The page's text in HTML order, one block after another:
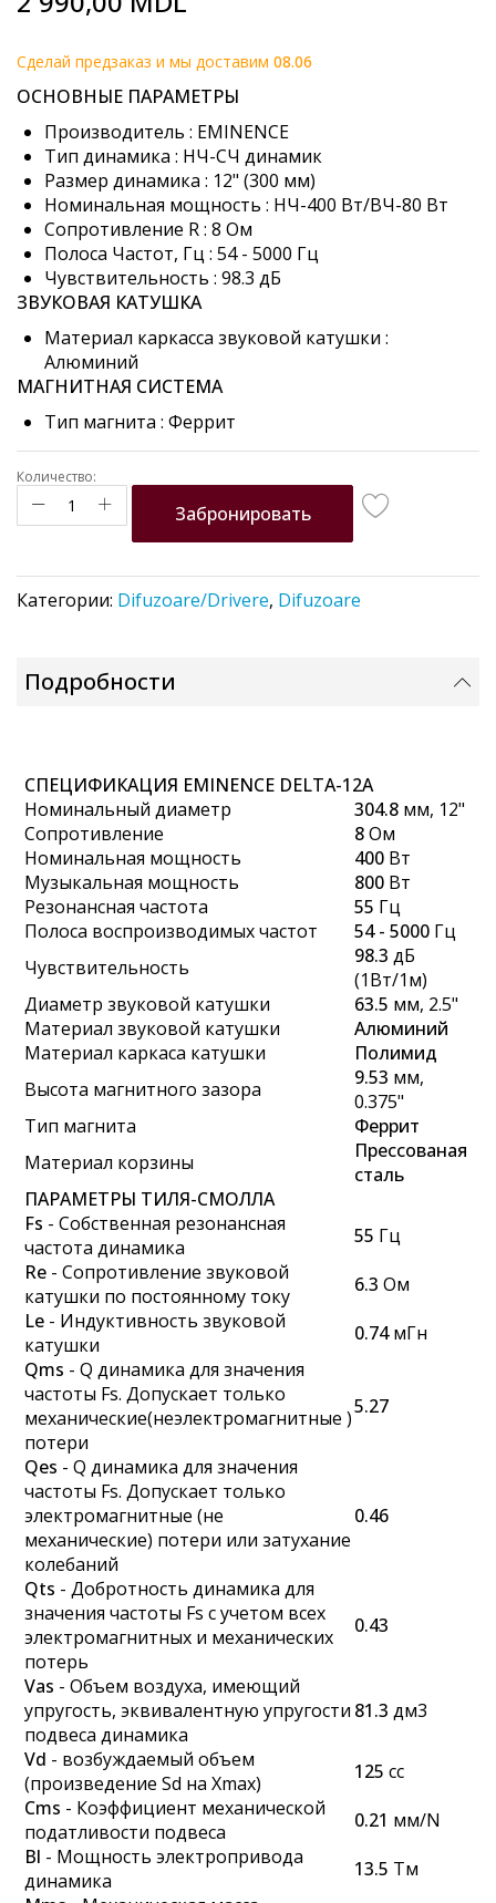
beginning
of
the
images
gallery
Cделай предзаказ и мы доставим 08.06
ОСНОВНЫЕ ПАРАМЕТРЫ
Производитель : EMINENCE
Тип динамика : НЧ-СЧ динамик
Размер динамика : 12" (300 мм)
Номинальная мощность : НЧ-400 Вт/ВЧ-80 Вт
Сопротивление R : 8 Ом
Полоса Частот, Гц : 54 - 5000 Гц
Чувствительность : 98.3 дБ
ЗВУКОВАЯ КАТУШКА
Материал каркасса звуковой катушки :
Алюминий
МАГНИТНАЯ СИСТЕМА
Тип магнита : Феррит
Количество:
Забронировать
Категории: Difuzoare/Drivere, Difuzoare
Подробности
СПЕЦИФИКАЦИЯ EMINENCE DELTA-12A
Номинальный диаметр
304.8 мм, 12"
Сопротивление
8Ом
Номинальная мощность
400 Вт
Музыкальная мощность
800 Вт
Резонансная частота
55 Гц
Полоса воспроизводимых частот
54 - 5000 Гц
Чувствительность
98.3 дБ
(1Вт/1м)
Диаметр звуковой катушки
63.5 мм, 2.5"
Материал звуковой катушки
Алюминий
Материал каркаса катушки
Полимид
Высота магнитного зазора
9.53 мм,
0.375"
Тип магнита
Феррит
Материал корзины
Прессованая
сталь
ПАРАМЕТРЫ ТИЛЯ-СМОЛЛА
Fs - Собственная резонансная
частота динамика
55 Гц
Re - Сопротивление звуковой
катушки по постоянному току
6.3 Ом
Le - Индуктивность звуковой
катушки
0.74мГн
Qms - Q динамика для значения
частоты Fs. Допускает только
механические(неэлектромагнитные )
потери
5.27
Qes - Q динамика для значения
частоты Fs. Допускает только
электромагнитные (не
механические) потери или затухание
колебаний
0.46
Qts - Добротность динамика для
значения частоты Fs с учетом всех
электромагнитных и механических
потерь
0.43
Vas - Объем воздуха, имеющий
упругость, эквивалентную упругости
подвеса динамика
81.3 дм3
Vd - возбуждаемый объем
(произведение Sd на Xmax)
125 cc
Cms - Коэффициент механической
податливости подвеса
0.21 мм/N
Bl - Мощность электропривода
динамика
13.5 Тм